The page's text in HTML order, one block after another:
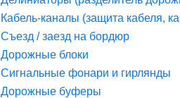
Кабель-каналы (защита кабеля,
Съезд / заезд на бордюр
Дорожные блоки
Сигнальные фонари и гирлянды
Дорожные буферы